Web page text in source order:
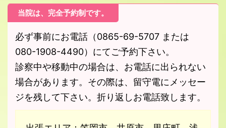
当院は、完全予約制です。
必ず事前にお電話（0865-69-5707 または
080-1908-4490）にてご予約下さい。
診察中や移動中の場合は、お電話に出られない
場合があります。その際は、留守電にメッセー
ジを残して下さい。折り返しお電話致します。